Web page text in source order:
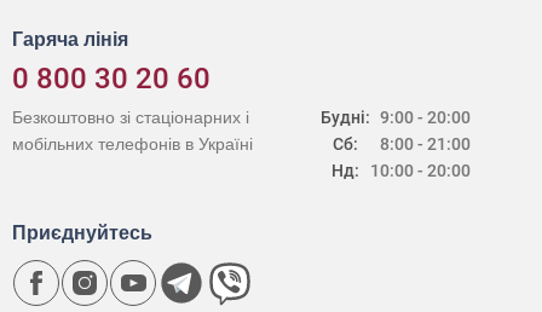
Гаряча лінія
0 800 30 20 60
Будні:
Сб:
Нд:
9:00 - 20:00
8:00 - 21:00
10:00 - 20:00
Безкоштовно зі стаціонарних і
мобільних телефонів в Україні
Приєднуйтесь